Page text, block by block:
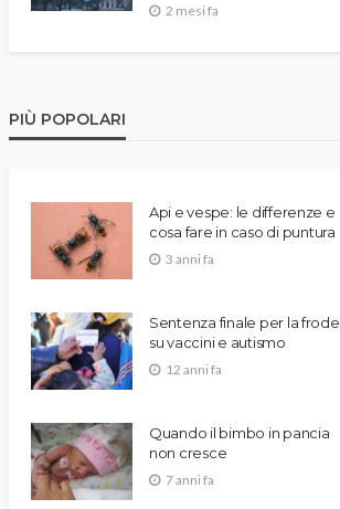
2 mesi fa
PIÙ POPOLARI
Api e vespe: le differenze e
cosa fare in caso di puntura
3 anni fa
Sentenza finale per la frode
su vaccini e autismo
12 anni fa
Quando il bimbo in pancia
non cresce
7 anni fa